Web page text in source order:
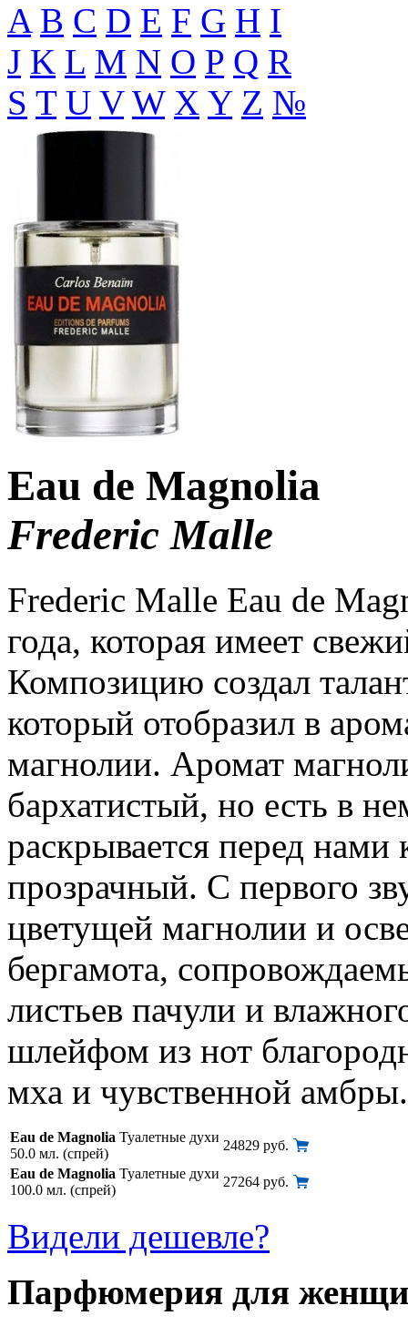
A B C D E F G H I
J K L M N O P Q R
S T U V W X Y Z №
Eau de Magnolia
Frederic Malle
Frederic Malle Eau de
года, которая имеет
Композицию создал
который отобразил в
магнолии. Аромат
бархатистый, но есть в
раскрывается перед
прозрачный. С первого
цветущей магнолии и
бергамота,
листьев пачули и
шлейфом из нот
мха и чувственной амбры.
Eau de Magnolia Туалетные духи
50.0 мл. (спрей)
24829 руб.
Eau de Magnolia Туалетные духи
100.0 мл. (спрей)
27264 руб.
Видели дешевле?
Парфюмерия для